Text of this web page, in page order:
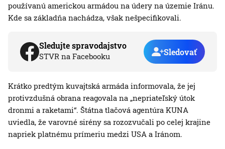
používanú americkou armádou na údery na územie Iránu.
Kde sa základňa nachádza, však nešpecifikovali.
Sledujte spravodajstvo
STVR na Facebooku Sledovať
Krátko predtým kuvajtská armáda informovala, že jej
protivzdušná obrana reagovala na „nepriateľský útok
dronmi a raketami“. Štátna tlačová agentúra KUNA
uviedla, že varovné sirény sa rozozvučali po celej krajine
napriek platnému prímeriu medzi USA a Iránom.